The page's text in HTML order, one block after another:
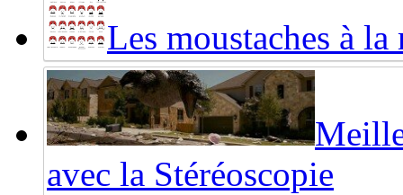
Les moustaches à
avec la Stéréoscopie